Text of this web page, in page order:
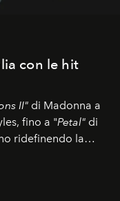
con le hit
II" di Madonna a
fino a "Petal" di
ridefinendo la